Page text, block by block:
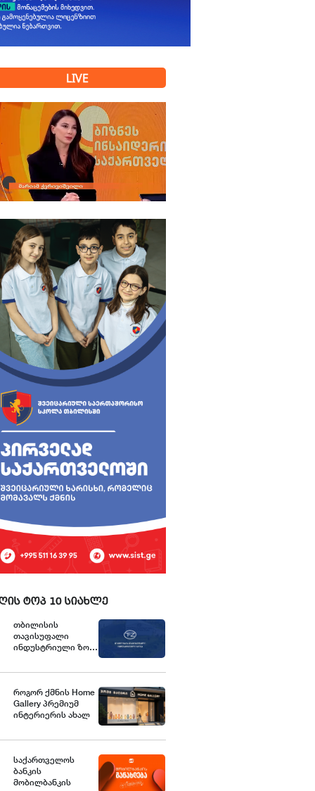
LIVE
ტოპ 10 სიახლე
თბილისის
თავისუფალი
ინდუსტრიული ზონა
ავრცელებს
როგორ ქმნის Home
Gallery პრემიუმ
ინტერიერის ახალ
საქართველოში
საქართველოს
ბანკის
მობილბანკის